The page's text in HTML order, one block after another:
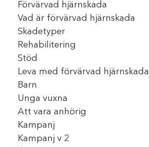
Förvärvad hjärnskada
Vad är förvärvad hjärnskada
Skadetyper
Rehabilitering
Stöd
Leva med förvärvad hjärnskada
Barn
Unga vuxna
Att vara anhörig
Kampanj
Kampanj v 2